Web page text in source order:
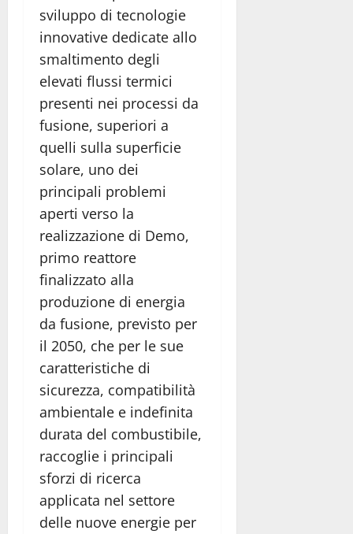
sviluppo di tecnologie
innovative dedicate allo
smaltimento degli
elevati flussi termici
presenti nei processi da
fusione, superiori a
quelli sulla superficie
solare, uno dei
principali problemi
aperti verso la
realizzazione di Demo,
primo reattore
finalizzato alla
produzione di energia
da fusione, previsto per
il 2050, che per le sue
caratteristiche di
sicurezza, compatibilità
ambientale e indefinita
durata del combustibile,
raccoglie i principali
sforzi di ricerca
applicata nel settore
delle nuove energie per